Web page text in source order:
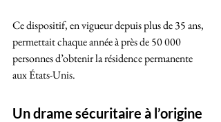
Ce dispositif, en vigueur depuis plus de 35 ans,
permettait chaque année à près de 50 000
personnes d’obtenir la résidence permanente
aux États-Unis.
Un drame sécuritaire à l’origine